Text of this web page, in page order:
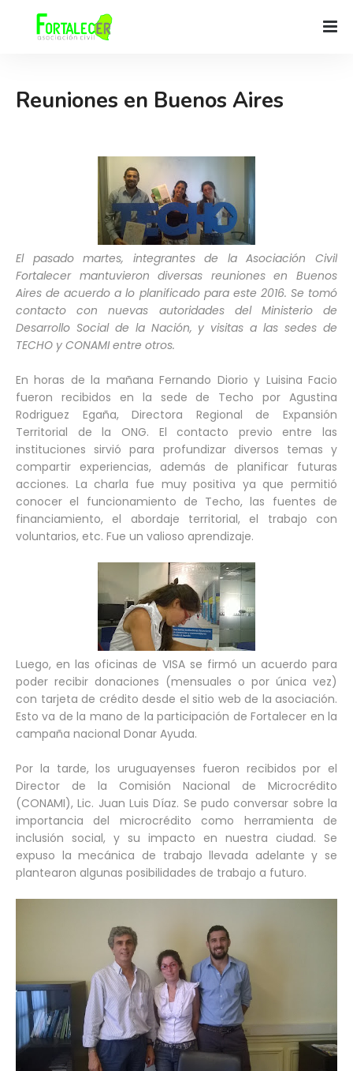
Reuniones en Buenos Aires
El pasado martes, integrantes de la Asociación Civil
Fortalecer mantuvieron diversas reuniones en Buenos
Aires de acuerdo a lo planificado para este 2016. Se tomó
contacto con nuevas autoridades del Ministerio de
Desarrollo Social de la Nación, y visitas a las sedes de
TECHO y CONAMI entre otros.
En horas de la mañana Fernando Diorio y Luisina Facio
fueron recibidos en la sede de Techo por Agustina
Rodriguez Egaña, Directora Regional de Expansión
Territorial de la ONG. El contacto previo entre las
instituciones sirvió para profundizar diversos temas y
compartir experiencias, además de planificar futuras
acciones. La charla fue muy positiva ya que permitió
conocer el funcionamiento de Techo, las fuentes de
financiamiento, el abordaje territorial, el trabajo con
voluntarios, etc. Fue un valioso aprendizaje.
Luego, en las oficinas de VISA se firmó un acuerdo para
poder recibir donaciones (mensuales o por única vez)
con tarjeta de crédito desde el sitio web de la asociación.
Esto va de la mano de la participación de Fortalecer en la
campaña nacional Donar Ayuda.
Por la tarde, los uruguayenses fueron recibidos por el
Director de la Comisión Nacional de Microcrédito
(CONAMI), Lic. Juan Luis Díaz. Se pudo conversar sobre la
importancia del microcrédito como herramienta de
inclusión social, y su impacto en nuestra ciudad. Se
expuso la mecánica de trabajo llevada adelante y se
plantearon algunas posibilidades de trabajo a futuro.